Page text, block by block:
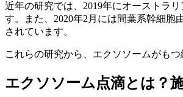
近年の研究では、2019年にオーストラ
す。また、2020年2月には間葉系幹細
されています。
これらの研究から、エクソソームがも
エクソソーム点滴とは？